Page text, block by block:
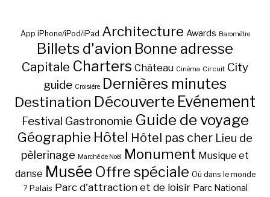
App iPhone/iPod/iPad Architecture Awards Baromètre
Billets d'avion Bonne adresse
Capitale Charters Château Cinéma Circuit City
guide Croisière Dernières minutes
Destination Découverte Evénement
Festival Gastronomie Guide de voyage
Géographie Hôtel Hôtel pas cher Lieu de
pèlerinage Marché de Noël Monument Musique et
danse Musée Offre spéciale Où dans le monde
? Palais Parc d'attraction et de loisir Parc National